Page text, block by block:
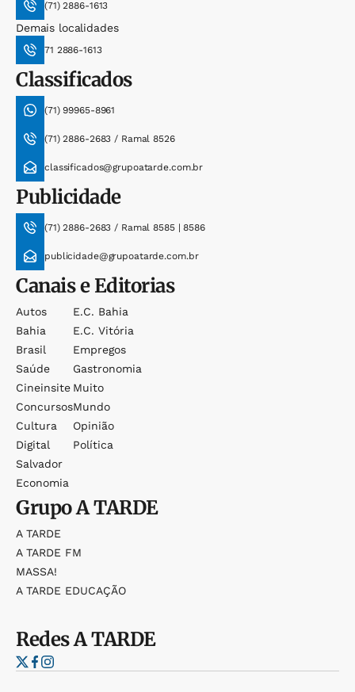
(71) 2886-1613
Demais localidades
71 2886-1613
Classificados
(71) 99965-8961
(71) 2886-2683 / Ramal 8526
classificados@grupoatarde.com.br
Publicidade
(71) 2886-2683 / Ramal 8585 | 8586
publicidade@grupoatarde.com.br
Canais e Editorias
Autos
Bahia
Brasil
Saúde
Cineinsite
Concursos
Cultura
Digital
Salvador
Economia
E.c. Bahia
E.c. Vitória
Empregos
Gastronomia
Muito
Mundo
Opinião
Política
GrupoA TARDE
A TARDE
A TARDE FM
MASSA!
A TARDE EDUCAÇÃO
RedesA TARDE